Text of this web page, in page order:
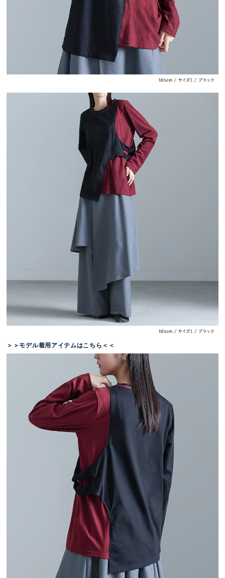
＞＞モデル着用アイテムはこちら＜＜